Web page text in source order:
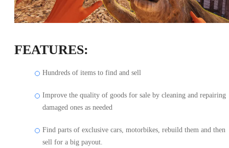
FEATURES:
Hundreds of items to find and sell
Improve the quality of goods for sale by cleaning and repairing
damaged ones as needed
Find parts of exclusive cars, motorbikes, rebuild them and then
sell for a big payout.